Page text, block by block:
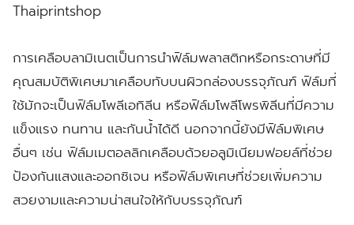
Thaiprintshop
การเคลือบลามิเนตเป็นการนำฟิล์มพลาสติกหรือกระดาษที่มี
คุณสมบัติพิเศษมาเคลือบทับบนผิวกล่องบรรจุภัณฑ์ ฟิล์มที่
ใช้มักจะเป็นฟิล์มโพลีเอทิลีน หรือฟิล์มโพลีโพรพิลีนที่มีความ
แข็งแรง ทนทาน และกันน้ำได้ดี นอกจากนี้ยังมีฟิล์มพิเศษ
อื่นๆ เช่น ฟิล์มเมตอลลิกเคลือบด้วยอลูมิเนียมฟอยล์ที่ช่วย
ป้องกันแสงและออกซิเจน หรือฟิล์มพิเศษที่ช่วยเพิ่มความ
สวยงามและความน่าสนใจให้กับบรรจุภัณฑ์